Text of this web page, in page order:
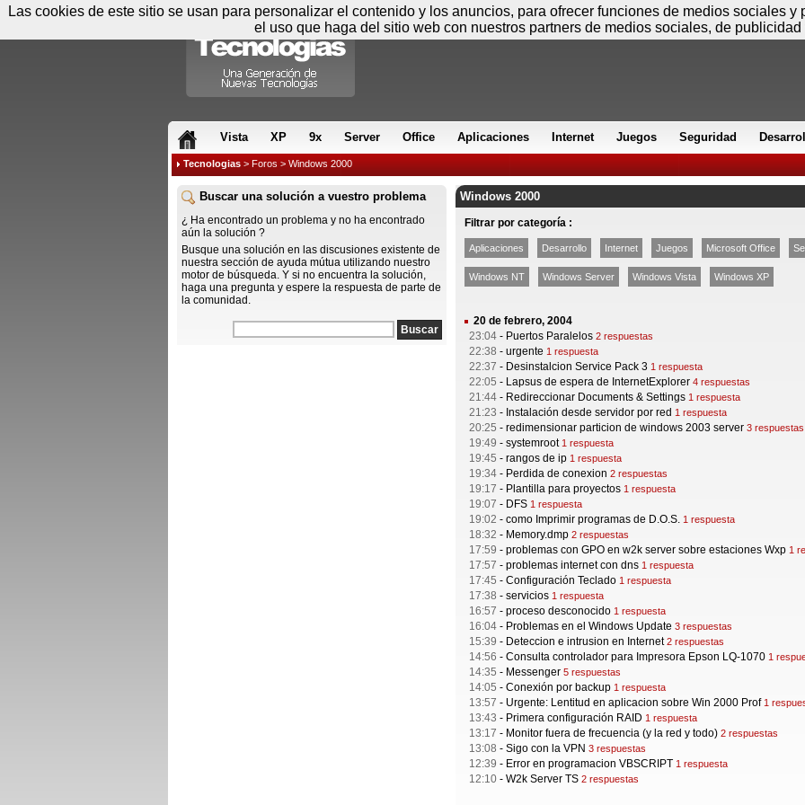
Vista XP 9x Server Office Aplicaciones Internet Juegos Seguridad
Tecnologias > Foros > Windows 2000
Buscar una solución a vuestro problema
¿ Ha encontrado un problema y no ha encontrado
aún la solución ?
Busque una solución en las discusiones existente de
nuestra sección de ayuda mútua utilizando nuestro
motor de búsqueda. Y si no encuentra la solución,
haga una pregunta y espere la respuesta de parte de
la comunidad.
Windows 2000
Filtrar por categoría :
Aplicaciones Desarrollo Internet Juegos Microsoft Office
Windows NT Windows Server Windows Vista Windows XP
20 de febrero, 2004
23:04 - Puertos Paralelos 2 respuestas
22:38 - urgente 1 respuesta
22:37 - Desinstalcion Service Pack 3 1 respuesta
22:05 - Lapsus de espera de InternetExplorer 4 respuestas
21:44 - Redireccionar Documents & Settings 1 respuesta
21:23 - Instalación desde servidor por red 1 respuesta
20:25 - redimensionar particion de windows 2003 server 3 respuestas
19:49 - systemroot 1 respuesta
19:45 - rangos de ip 1 respuesta
19:34 - Perdida de conexion 2 respuestas
19:17 - Plantilla para proyectos 1 respuesta
19:07 - DFS 1 respuesta
19:02 - como Imprimir programas de D.O.S. 1 respuesta
18:32 - Memory.dmp 2 respuestas
17:59 - problemas con GPO en w2k server sobre estaciones Wxp 1
17:57 - problemas internet con dns 1 respuesta
17:45 - Configuración Teclado 1 respuesta
17:38 - servicios 1 respuesta
16:57 - proceso desconocido 1 respuesta
16:04 - Problemas en el Windows Update 3 respuestas
15:39 - Deteccion e intrusion en Internet 2 respuestas
14:56 - Consulta controlador para Impresora Epson LQ-1070 1
14:35 - Messenger 5 respuestas
14:05 - Conexión por backup 1 respuesta
13:57 - Urgente: Lentitud en aplicacion sobre Win 2000 Prof 1
13:43 - Primera configuración RAID 1 respuesta
13:17 - Monitor fuera de frecuencia (y la red y todo) 2 respuestas
13:08 - Sigo con la VPN 3 respuestas
12:39 - Error en programacion VBSCRIPT 1 respuesta
12:10 - W2k Server TS 2 respuestas
Las cookies de este sitio se usan para personalizar el contenido y los anuncios, para ofrecer funciones de medios sociales
el uso que haga del sitio web con nuestros partners de medios sociales, de